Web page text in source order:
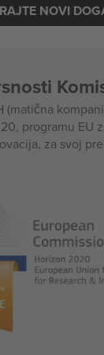
NOVI
(matična
programu EU
za svoj